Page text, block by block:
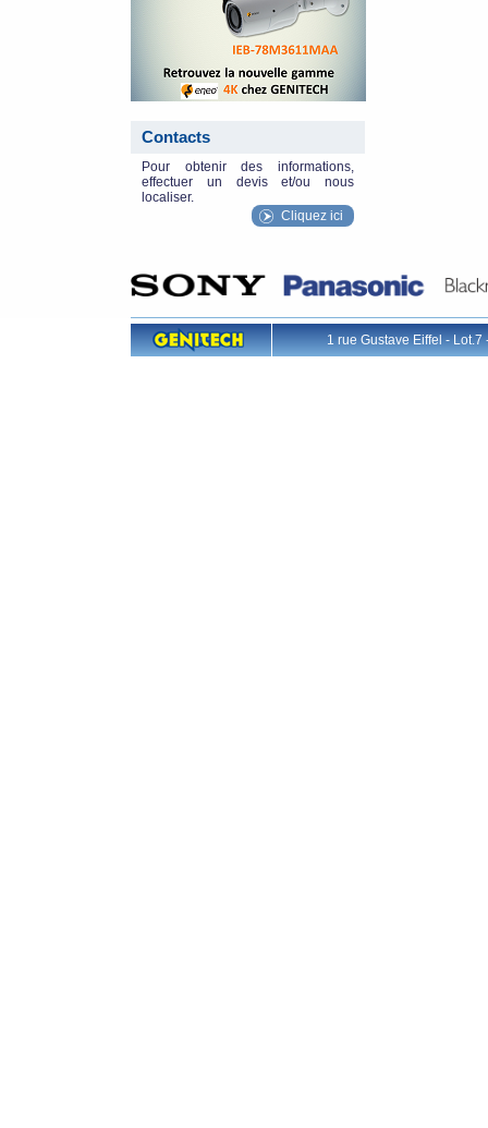
Contacts
Pour obtenir des informations,
effectuer un devis et/ou nous
localiser.
Cliquez ici
1 rue Gustave Eiffel -